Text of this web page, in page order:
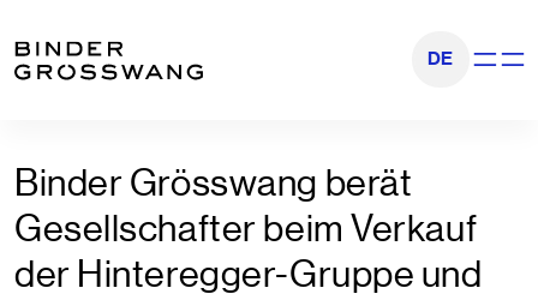
DE Show
Binder Grösswang berät
Gesellschafter beim Verkauf
der Hinteregger-Gruppe und